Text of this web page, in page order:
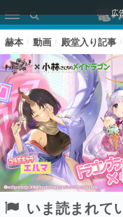
広
赫本 動画 殿堂入り記事
いま読まれて